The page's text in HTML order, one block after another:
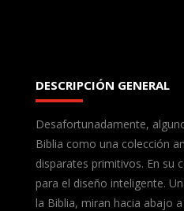
DESCRIPCIÓN GENERAL
Desafortunadamente,
Biblia como una colección
disparates primitivos. En su
para el diseño inteligente.
la Biblia, miran hacia abajo